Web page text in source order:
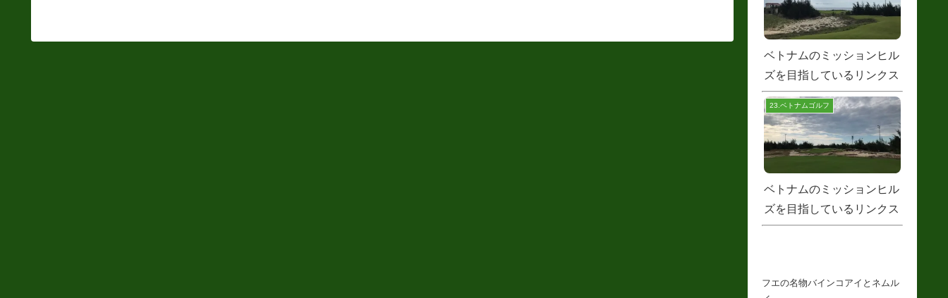
ベトナムのミッションヒル
ズを目指しているリンクス
の第２コース
23.ベトナムゴルフ
ベトナムのミッションヒル
ズを目指しているリンクス
の第１コース
フエの名物バインコアイとネムル